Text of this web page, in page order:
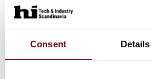
Consent Details
verden og hjælper kunden med
One2Feeds fodersystemer via
(AR) løsning.
Bedre pakkeløsninger –